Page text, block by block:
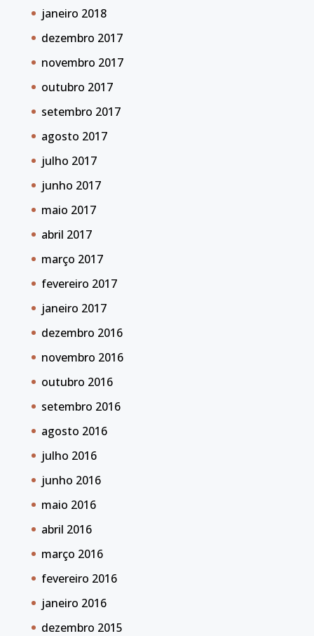
janeiro 2018
dezembro 2017
novembro 2017
outubro 2017
setembro 2017
agosto 2017
julho 2017
junho 2017
maio 2017
abril 2017
março 2017
fevereiro 2017
janeiro 2017
dezembro 2016
novembro 2016
outubro 2016
setembro 2016
agosto 2016
julho 2016
junho 2016
maio 2016
abril 2016
março 2016
fevereiro 2016
janeiro 2016
dezembro 2015